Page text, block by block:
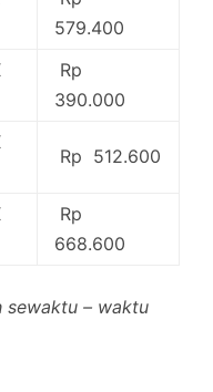
579.400
Rp
390.000
Rp 512.600
Rp
668.600
sewaktu – waktu